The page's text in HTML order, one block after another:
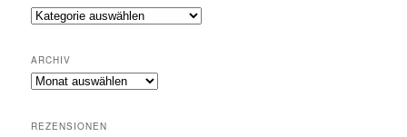
Genres
ARCHIV
Archiv
REZENSIONEN